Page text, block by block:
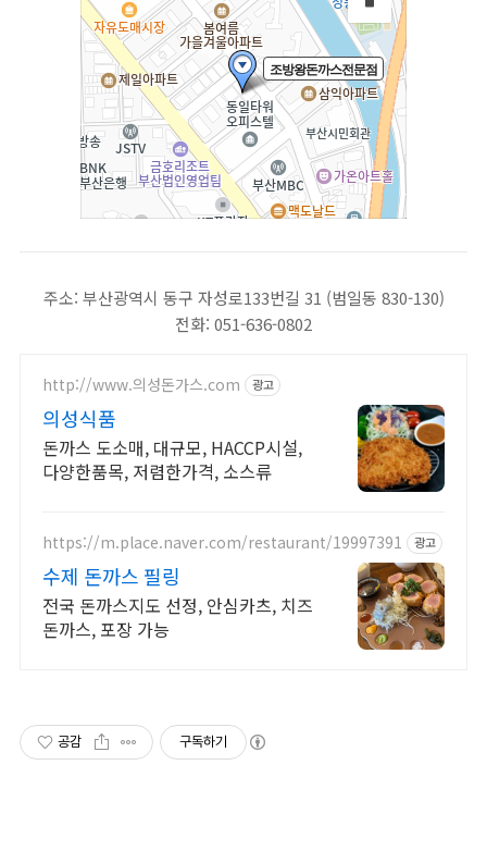
주소: 부산광역시 동구 자성로133번길 31 (범일동 830-130)
전화: 051-636-0802
http://www.의성돈가스.com 광고
의성식품
돈까스 도소매, 대규모, HACCP시설,
다양한품목, 저렴한가격, 소스류
https://m.place.naver.com/restaurant/19997391 광고
수제 돈까스 필링
전국 돈까스지도 선정, 안심카츠, 치즈
돈까스, 포장 가능
공감 구독하기